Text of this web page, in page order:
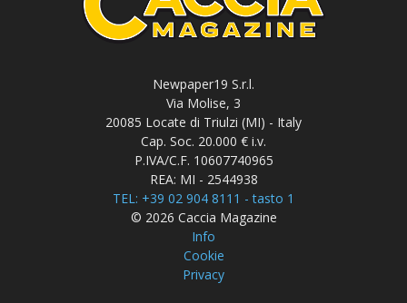
Newpaper19 S.r.l.
Via Molise, 3
20085 Locate di Triulzi (MI) - Italy
Cap. Soc. 20.000 € i.v.
P.IVA/C.F. 10607740965
REA: MI - 2544938
TEL: +39 02 904 8111 - tasto 1
© 2026 Caccia Magazine
Info
Cookie
Privacy